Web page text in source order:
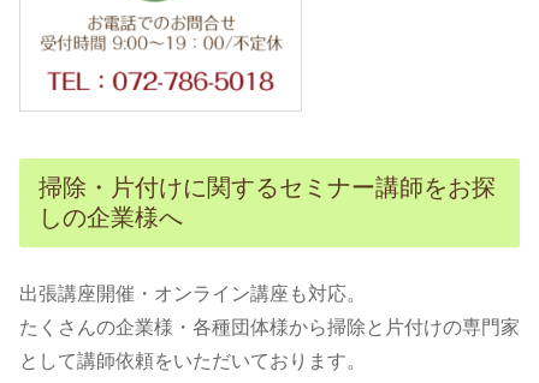
掃除・片付けに関するセミナー講師をお探
しの企業様へ
出張講座開催・オンライン講座も対応。
たくさんの企業様・各種団体様から掃除と片付けの専門家
として講師依頼をいただいております。